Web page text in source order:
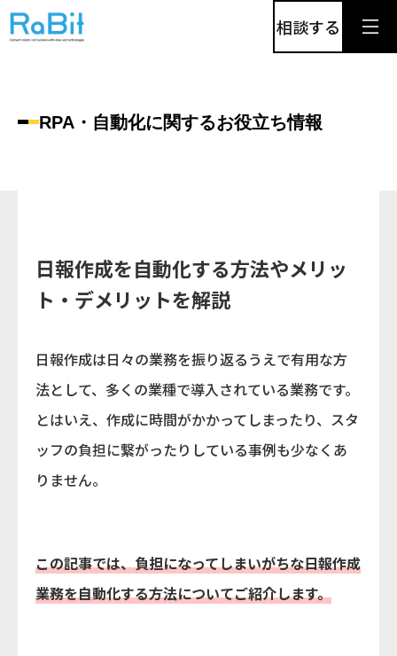
相談する
RPA・自動化に関するお役立ち情報
日報作成を自動化する方法やメリッ
ト・デメリットを解説
日報作成は日々の業務を振り返るうえで有用な方
法として、多くの業種で導入されている業務です。
とはいえ、作成に時間がかかってしまったり、スタ
ッフの負担に繋がったりしている事例も少なくあ
りません。
この記事では、負担になってしまいがちな日報作成
業務を自動化する方法についてご紹介します。